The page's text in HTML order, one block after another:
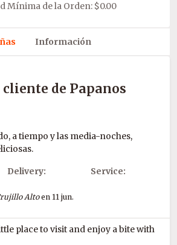
Mínima de la Orden: $0.00
Información
cliente de Papanos
a tiempo y las media-noches,
Delivery: Service:
Altoen 11 jun.
place to visit and enjoy a bite with